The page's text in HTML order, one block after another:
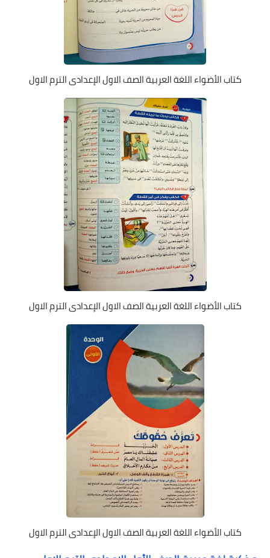
كتاب الأضواء اللغة العربية الصف الاول الإعدادى الترم الاول
كتاب الأضواء اللغة العربية الصف الاول الإعدادى الترم الاول
كتاب الأضواء اللغة العربية الصف الاول الإعدادى الترم الاول